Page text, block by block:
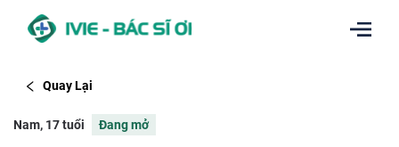
Quay Lại
Nam, 17 tuổi Đang mở